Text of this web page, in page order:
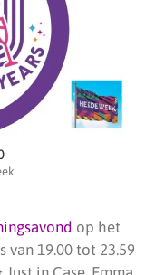
op het
van 19.00 tot 23.59